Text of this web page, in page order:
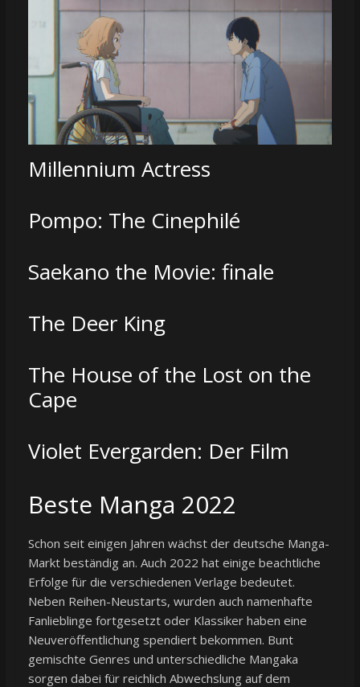
Millennium Actress
Pompo: The Cinephilé
Saekano the Movie: finale
The Deer King
The House of the Lost on the
Cape
Violet Evergarden: Der Film
Beste Manga 2022
Schon seit einigen Jahren wächst der deutsche Manga-
Markt beständig an. Auch 2022 hat einige beachtliche
Erfolge für die verschiedenen Verlage bedeutet.
Neben Reihen-Neustarts, wurden auch namenhafte
Fanlieblinge fortgesetzt oder Klassiker haben eine
Neuveröffentlichung spendiert bekommen. Bunt
gemischte Genres und unterschiedliche Mangaka
sorgen dabei für reichlich Abwechslung auf dem